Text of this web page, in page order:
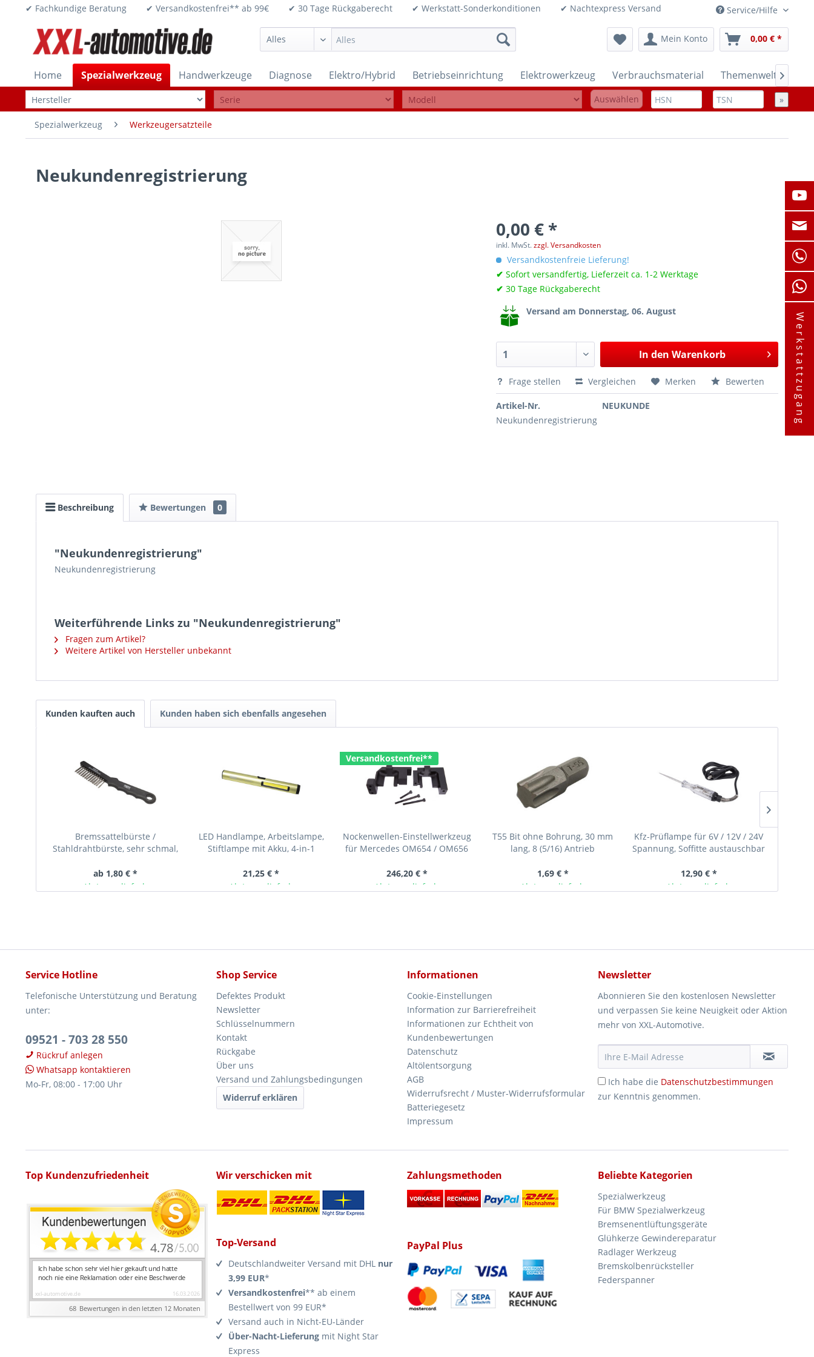
✔ Fachkundige Beratung ✔ Versandkostenfrei** ab 99€ ✔ 30 Tage Rückgaberecht ✔ Werkstatt-Sonderkonditionen ✔ Nachtexpress Versand Service/Hilfe
Mein Konto 0,00 € *
Home Spezialwerkzeug Handwerkzeuge Diagnose Elektro/Hybrid Betriebseinrichtung Elektrowerkzeug Verbrauchsmaterial Themenwelten

Auswählen »
Spezialwerkzeug Werkzeugersatzteile
Neukundenregistrierung
0,00 € *
inkl. MwSt.zzgl. Versandkosten
Versandkostenfreie Lieferung!
✔ Sofort versandfertig, Lieferzeit ca. 1-2 Werktage
✔ 30 Tage Rückgaberecht
Versand am Donnerstag, 06. August
In den Warenkorb
Frage stellen Vergleichen Merken Bewerten
Artikel-Nr.
NEUKUNDE
Neukundenregistrierung
Beschreibung Bewertungen 0
"Neukundenregistrierung"
Neukundenregistrierung
Weiterführende Links zu "Neukundenregistrierung"
Fragen zum Artikel?
Weitere Artikel von Hersteller unbekannt
Kunden kauften auch Kunden haben sich ebenfalls angesehen
Bremssattelbürste /
Stahldrahtbürste, sehr schmal,
ab 1,80 € *
Ab Lager lieferbar
LED Handlampe, Arbeitslampe,
Stiftlampe mit Akku, 4-in-1
21,25 € *
Ab Lager lieferbar
Versandkostenfrei**
Nockenwellen-Einstellwerkzeug
für Mercedes OM654 / OM656
246,20 € *
Ab Lager lieferbar
T55 Bit ohne Bohrung, 30 mm
lang, 8 (5/16) Antrieb
1,69 € *
Ab Lager lieferbar
Kfz-Prüflampe für 6V / 12V / 24V
Spannung, Soffitte austauschbar
12,90 € *
Ab Lager lieferbar
Service Hotline
Telefonische Unterstützung und Beratung
unter:
09521 - 703 28 550
Rückruf anlegen
Whatsapp kontaktieren
Mo-Fr, 08:00 - 17:00 Uhr
Shop Service
Defektes Produkt
Newsletter
Schlüsselnummern
Kontakt
Rückgabe
Über uns
Versand und Zahlungsbedingungen
Widerruf erklären
Informationen
Cookie-Einstellungen
Information zur Barrierefreiheit
Informationen zur Echtheit von
Kundenbewertungen
Datenschutz
Altölentsorgung
AGB
Widerrufsrecht / Muster-Widerrufsformular
Batteriegesetz
Impressum
Newsletter
Abonnieren Sie den kostenlosen Newsletter
und verpassen Sie keine Neuigkeit oder Aktion
mehr von XXL-Automotive.
Ich habe die Datenschutzbestimmungen
zur Kenntnis genommen.
Top Kundenzufriedenheit Wir verschicken mit
Top-Versand
Deutschlandweiter Versand mit DHL nur
3,99 EUR*
Versandkostenfrei** ab einem
Bestellwert von 99 EUR*
Versand auch in Nicht-EU-Länder
Über-Nacht-Lieferung mit Night Star
Express
Zahlungsmethoden
PayPal Plus
Beliebte Kategorien
Spezialwerkzeug
Für BMW Spezialwerkzeug
Bremsenentlüftungsgeräte
Glühkerze Gewindereparatur
Radlager Werkzeug
Bremskolbenrücksteller
Federspanner
Werkstattzugang